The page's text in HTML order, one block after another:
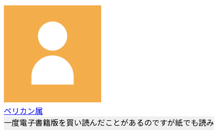
ペリカン属
一度電子書籍版を買い読んだことがあるのですが紙でも読み